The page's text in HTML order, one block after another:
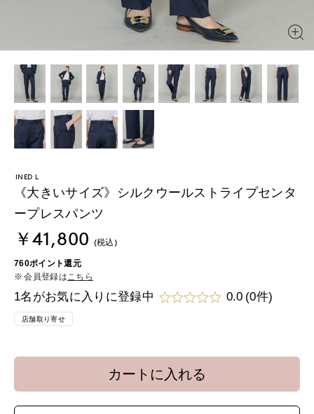
INED L
《大きいサイズ》シルクウールストライプセンタ
ープレスパンツ
￥41,800 (税込)
760ポイント還元
会員登録は こちら
1名がお気に入りに登録中 0.0 (0件)
店舗取り寄せ
カートに入れる